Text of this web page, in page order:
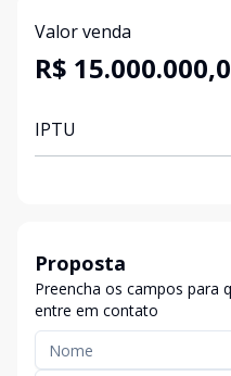
Valor venda
R$
IPTU
Proposta
Preencha os campos para
entre em contato